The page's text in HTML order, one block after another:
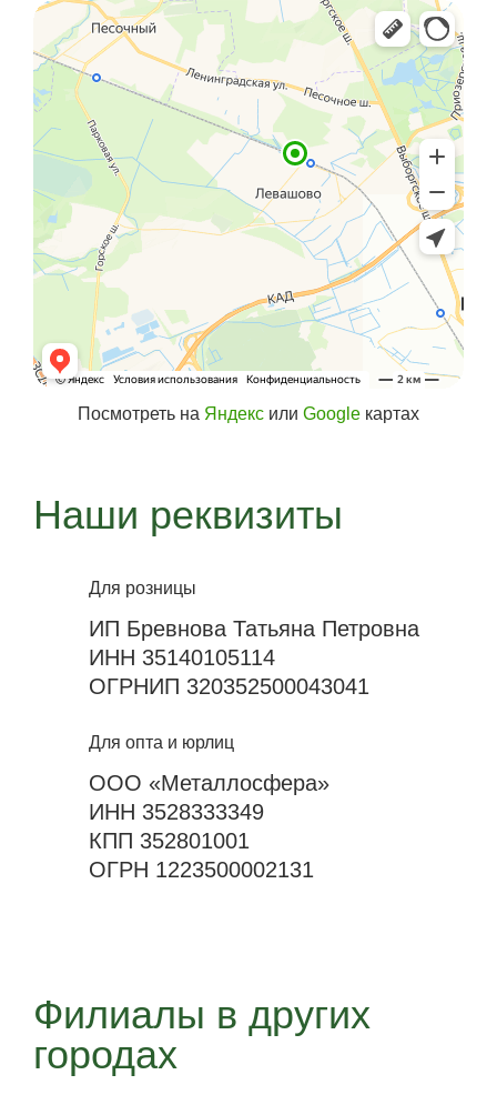
Посмотреть на Яндекс или Google картах
Наши реквизиты
Для розницы
ИП Бревнова Татьяна Петровна
ИНН 35140105114
ОГРНИП 320352500043041
Для опта и юрлиц
ООО «Металлосфера»
ИНН 3528333349
КПП 352801001
ОГРН 1223500002131
Филиалы в других
городах